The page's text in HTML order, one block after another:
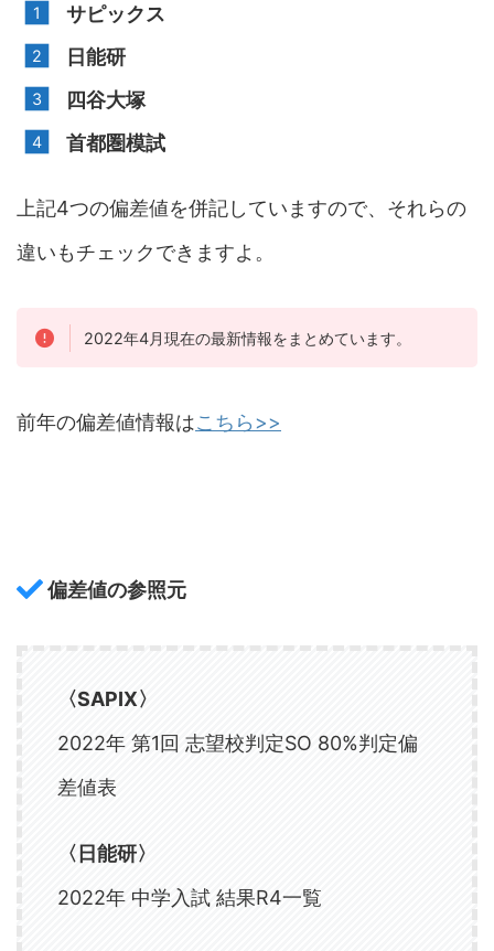
サピックス
日能研
四谷大塚
首都圏模試
上記4つの偏差値を併記していますので、それらの
違いもチェックできますよ。
2022年4月現在の最新情報をまとめています。
前年の偏差値情報はこちら>>
偏差値の参照元
〈SAPIX〉
2022年 第1回 志望校判定SO 80%判定偏
差値表
〈 日能研〉
2022年 中学入試 結果R4一覧